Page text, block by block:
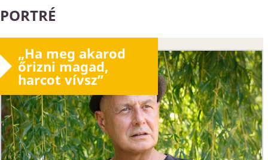
PORTRÉ
„Ha meg akarod
őrizni magad,
harcot vívsz”